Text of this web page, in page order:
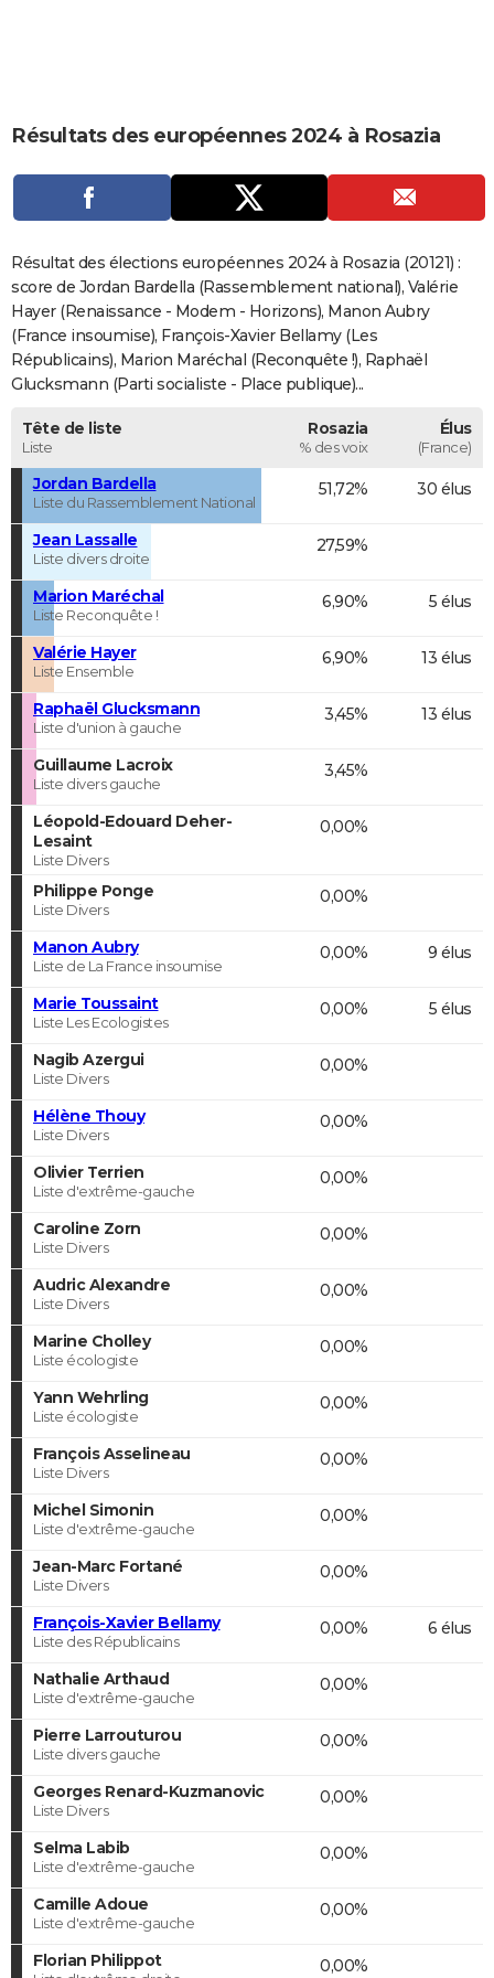
Carte de Noël
Carte Bonne année
Carte Saint-Valentin
Carte Pâques
Carte d'anniversaire
DICTIONNAIRE
COPAINS D'AVANT
S'inscrire
Se connecter
Lycées
Collèges
Primaires
Universités
Entreprises
Service militaire
Avis de recherche
AVIS DE DÉCÈS
FORUM
Bricolage
Lifestyle
Culture
Sport
Auto
Television
Voyage
Cinema
Résultats des européennes 2024 à Rosazia
Résultat des élections européennes 2024 à Rosazia (20121) :
score de Jordan Bardella (Rassemblement national), Valérie
Hayer (Renaissance - Modem - Horizons), Manon Aubry
(France insoumise), François-Xavier Bellamy (Les
Républicains), Marion Maréchal (Reconquête !), Raphaël
Glucksmann (Parti socialiste - Place publique)...
Tête de liste
Liste
Rosazia
% des voix
Élus
(France)
Jordan Bardella
Liste du Rassemblement National
51,72% 30 élus
Jean Lassalle
Liste divers droite
27,59%
Marion Maréchal
Liste Reconquête !
6,90% 5 élus
Valérie Hayer
Liste Ensemble
6,90% 13 élus
Raphaël Glucksmann
Liste d'union à gauche
3,45% 13 élus
Guillaume Lacroix
Liste divers gauche
3,45%
Léopold-Edouard Deher-
Lesaint
Liste Divers
0,00%
Philippe Ponge
Liste Divers
0,00%
Manon Aubry
Liste de La France insoumise
0,00% 9 élus
Marie Toussaint
Liste Les Ecologistes
0,00% 5 élus
Nagib Azergui
Liste Divers
0,00%
Hélène Thouy
Liste Divers
0,00%
Olivier Terrien
Liste d'extrême-gauche
0,00%
Caroline Zorn
Liste Divers
0,00%
Audric Alexandre
Liste Divers
0,00%
Marine Cholley
Liste écologiste
0,00%
Yann Wehrling
Liste écologiste
0,00%
François Asselineau
Liste Divers
0,00%
Michel Simonin
Liste d'extrême-gauche
0,00%
Jean-Marc Fortané
Liste Divers
0,00%
François-Xavier Bellamy
Liste des Républicains
0,00% 6 élus
Nathalie Arthaud
Liste d'extrême-gauche
0,00%
Pierre Larrouturou
Liste divers gauche
0,00%
Georges Renard-Kuzmanovic
Liste Divers
0,00%
Selma Labib
Liste d'extrême-gauche
0,00%
Camille Adoue
Liste d'extrême-gauche
0,00%
Florian Philippot 0,00%